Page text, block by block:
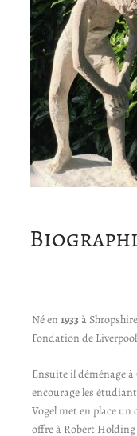
Né en 1933à
Fondation de
Ensuite il déménage
encourage les
Vogel met en place
offre à Robert Holding